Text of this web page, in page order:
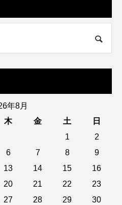
年8月
木 金 土
日
1
2
6 7 8
9
13 14 15
16
20 21 22
23
27 28 29
30